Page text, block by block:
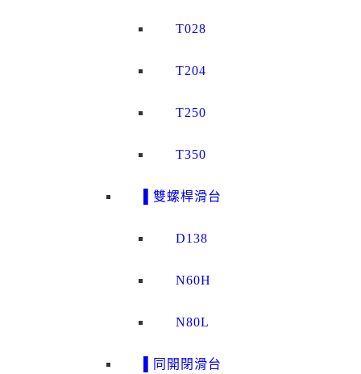
T028
T204
T250
T350
▌雙螺桿滑台
D138
N60H
N80L
▌同開閉滑台